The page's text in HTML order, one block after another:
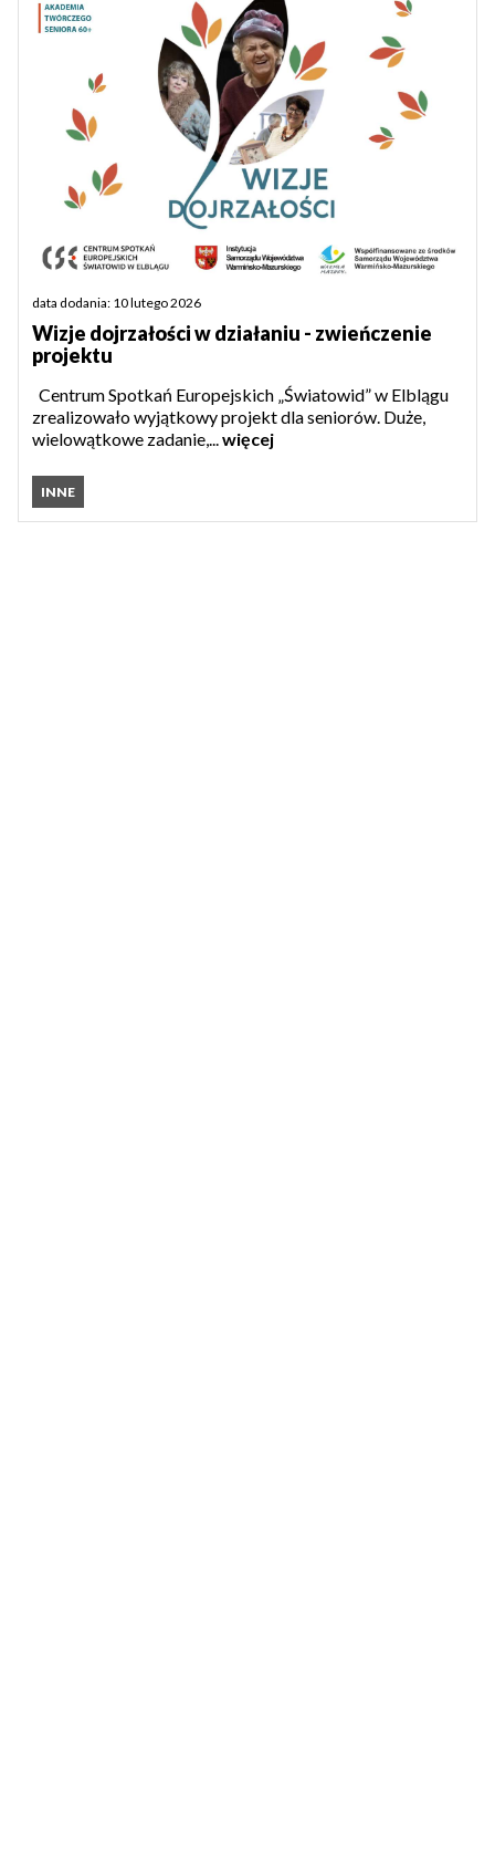
data dodania: 10 lutego 2026
Wizje dojrzałości w działaniu - zwieńczenie
projektu
Centrum Spotkań Europejskich „Światowid” w Elblągu
zrealizowało wyjątkowy projekt dla seniorów. Duże,
wielowątkowe zadanie,...więcej
INNE